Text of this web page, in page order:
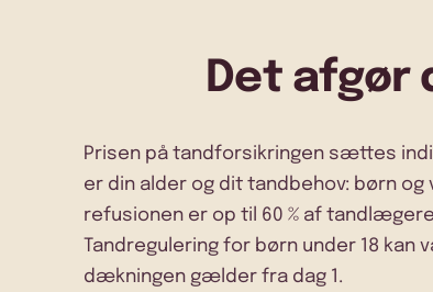
Det afgør
Prisen på tandforsikringen sættes
er din alder og dit tandbehov: børn
refusionen er op til 60 % af
Tandregulering for børn under 18
dækningen gælder fra dag 1.